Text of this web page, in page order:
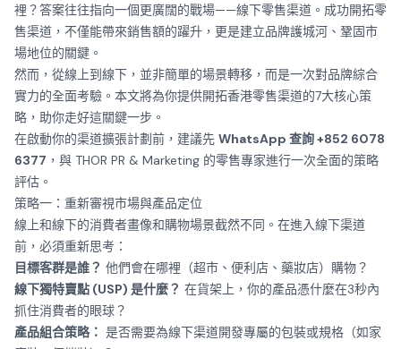
裡？答案往往指向一個更廣闊的戰場——線下零售渠道。成功開拓零
售渠道，不僅能帶來銷售額的躍升，更是建立品牌護城河、鞏固市
場地位的關鍵。
然而，從線上到線下，並非簡單的場景轉移，而是一次對品牌綜合
實力的全面考驗。本文將為你提供開拓香港零售渠道的7大核心策
略，助你走好這關鍵一步。
在啟動你的渠道擴張計劃前，建議先 WhatsApp 查詢 +852 6078
6377 ，與 THOR PR & Marketing 的零售專家進行一次全面的策略
評估。
策略一：重新審視市場與產品定位
線上和線下的消費者畫像和購物場景截然不同。在進入線下渠道
前，必須重新思考：
目標客群是誰？ 他們會在哪裡（超市、便利店、藥妝店）購物？
線下獨特賣點 (USP) 是什麼？ 在貨架上，你的產品憑什麼在3秒內
抓住消費者的眼球？
產品組合策略： 是否需要為線下渠道開發專屬的包裝或規格（如家